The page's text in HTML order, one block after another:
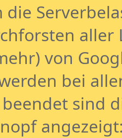
die
aller
von
bei
sind